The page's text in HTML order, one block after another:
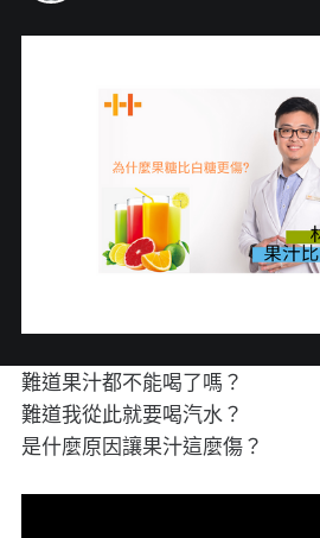
難道果汁都不能喝了嗎？
難道我從此就要喝汽水？
是什麼原因讓果汁這麼傷？